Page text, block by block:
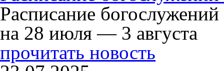
Расписание
на 28 июля — 3 августа
прочитать новость